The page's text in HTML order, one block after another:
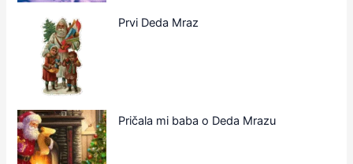
Prvi Deda Mraz
Pričala mi baba o Deda Mrazu